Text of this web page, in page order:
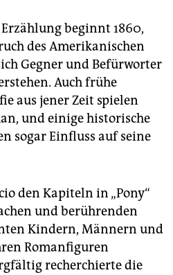
beginnt 1860,
des Amerikanischen
Gegner und Befürworter
Auch frühe
aus jener Zeit spielen
und einige historische
sogar Einfluss auf seine
den Kapiteln in „Pony“
und berührenden
Kindern, Männern und
Romanfiguren
recherchierte die